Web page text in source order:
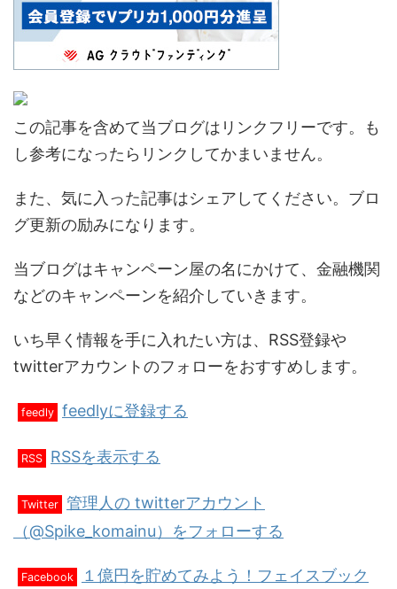
この記事を含めて当ブログはリンクフリーです。も
し参考になったらリンクしてかまいません。
また、気に入った記事はシェアしてください。ブロ
グ更新の励みになります。
当ブログはキャンペーン屋の名にかけて、金融機関
などのキャンペーンを紹介していきます。
いち早く情報を手に入れたい方は、RSS登録や
twitterアカウントのフォローをおすすめします。
feedly feedlyに登録する
RSS RSSを表示する
Twitter 管理人の twitterアカウント
（@Spike_komainu）をフォローする
Facebook １億円を貯めてみよう！フェイスブック